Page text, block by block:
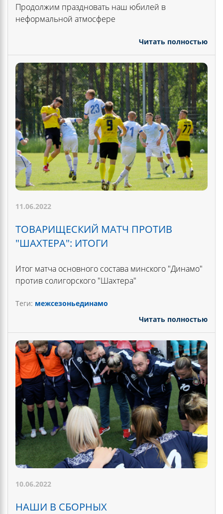
Продолжим праздновать наш юбилей в
неформальной атмосфере
Читать полностью
11.06.2022
ТОВАРИЩЕСКИЙ МАТЧ ПРОТИВ
"ШАХТЕРА": ИТОГИ
Итог матча основного состава минского "Динамо"
против солигорского "Шахтера"
Теги: межсезоньединамо
Читать полностью
10.06.2022
НАШИ В СБОРНЫХ